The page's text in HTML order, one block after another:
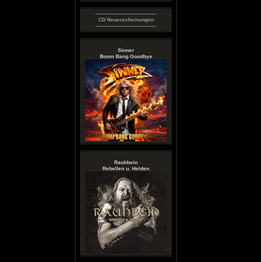
----------------------------------------
CD Neuerscheinungen
----------------------------------------
Sinner
Boom Bang Goodbye
Rauhbein
Rebellen u. Helden